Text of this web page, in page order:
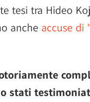
tesi tra Hideo
anche accuse di
stati